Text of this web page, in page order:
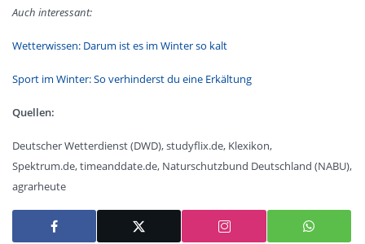
Auch interessant:
Wetterwissen: Darum ist es im Winter so kalt
Sport im Winter: So verhinderst du eine Erkältung
Quellen:
Deutscher Wetterdienst (DWD), studyflix.de, Klexikon,
Spektrum.de, timeanddate.de, Naturschutzbund Deutschland (NABU),
agrarheute